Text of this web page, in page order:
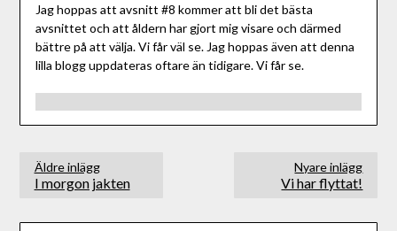
Jag hoppas att avsnitt #8 kommer att bli det bästa
avsnittet och att åldern har gjort mig visare och därmed
bättre på att välja. Vi får väl se. Jag hoppas även att denna
lilla blogg uppdateras oftare än tidigare. Vi får se.
Äldre inlägg
I morgon jakten
Nyare inlägg
Vi har flyttat!